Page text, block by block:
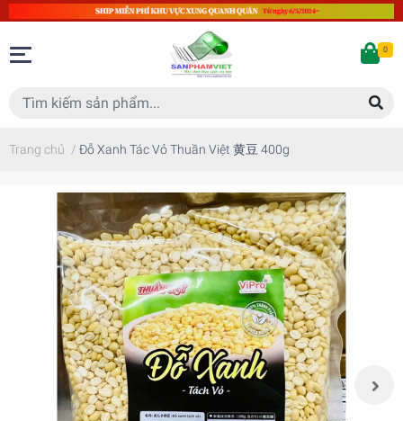
0
Trang chủ / Đỗ Xanh Tác Vỏ Thuần Việt 黄豆 400g